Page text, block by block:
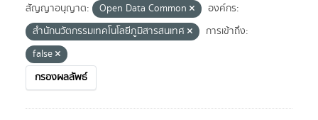
สัญญาอนุญาต:
Open Data Common
องค์กร:
สำนักนวัตกรรมเทคโนโลยีภูมิสารสนเทศ
การเข้าถึง:
false
กรองผลลัพธ์